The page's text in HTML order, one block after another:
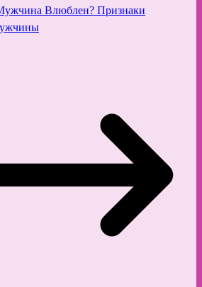
Влюблен? Признаки